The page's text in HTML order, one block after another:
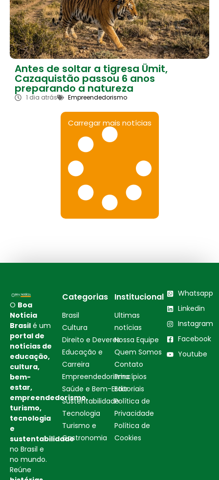
Antes de soltar a tigresa Ümit,
Cazaquistão passou 6 anos
preparando a natureza
1 dia atrás Empreendedorismo
Carregar mais notícias
O Boa
Notícia
Brasil é um
portal de
notícias de
educação,
cultura,
bem-
estar,
empreendedorismo,
turismo,
tecnologia
e
sustentabilidade
no Brasil e
no mundo.
Reúne
Categorias
Brasil
Cultura
Direito e Deveres
Educação e
Carreira
Empreendedorismo
Saúde e Bem-Estar
Sustentabilidade
Tecnologia
Turismo e
Gastronomia
Institucional
Ultimas
notícias
Nossa Equipe
Quem Somos
Contato
Princípios
Editoriais
Política de
Privacidade
Política de
Cookies
Whatsapp
Linkedin
Instagram
Facebook
Youtube